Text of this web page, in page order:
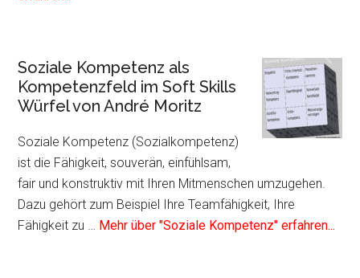
Kommunikative
Kompetenz
als
im
Soft
Skills
Würfel
von
Soziale Kompetenz als
Kompetenzfeld im Soft Skills
Würfel von André Moritz
Soziale Kompetenz (Sozialkompetenz)
ist die Fähigkeit, souverän, einfühlsam,
fair und konstruktiv mit Ihren Mitmenschen umzugehen.
Dazu gehört zum Beispiel Ihre Teamfähigkeit, Ihre
Fähigkeit zu … Mehr über "Soziale Kompetenz" erfahren...